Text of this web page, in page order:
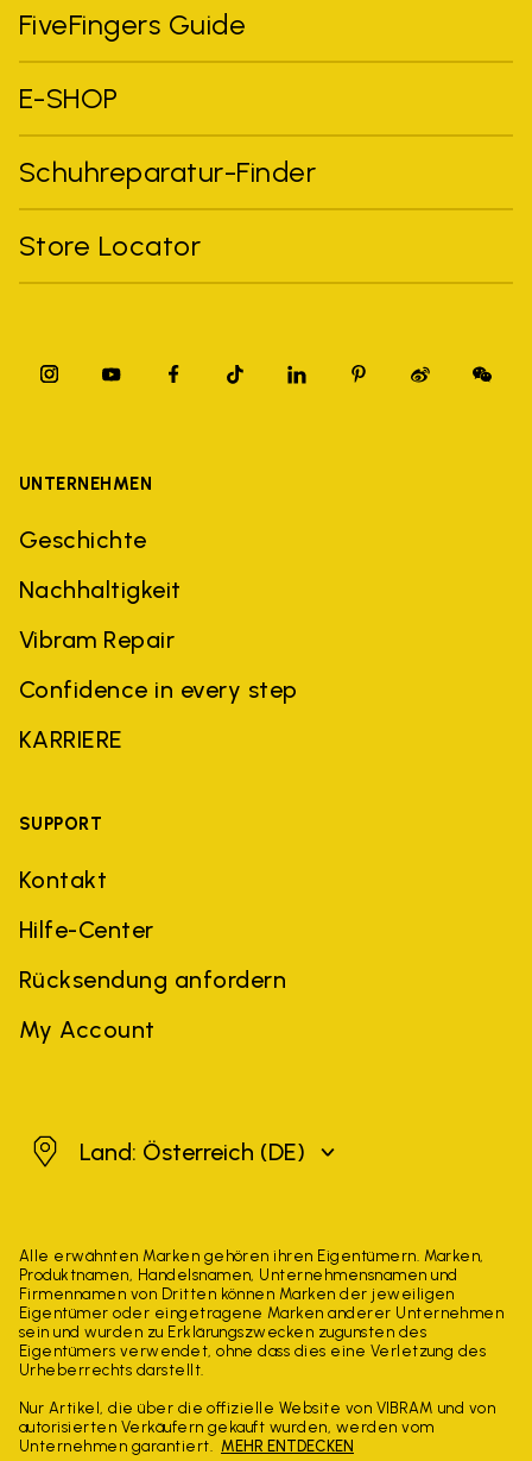
FiveFingers Guide
E-SHOP
Schuhreparatur-Finder
Store Locator
UNTERNEHMEN
Geschichte
Nachhaltigkeit
Vibram Repair
Confidence in every step
KARRIERE
SUPPORT
Kontakt
Hilfe-Center
Rücksendung anfordern
My Account
Österreich
Land: Österreich (DE)
Alle erwähnten Marken gehören ihren Eigentümern. Marken,
Produktnamen, Handelsnamen, Unternehmensnamen und
Firmennamen von Dritten können Marken der jeweiligen
Eigentümer oder eingetragene Marken anderer Unternehmen
sein und wurden zu Erklärungszwecken zugunsten des
Eigentümers verwendet, ohne dass dies eine Verletzung des
Urheberrechts darstellt.
Nur Artikel, die über die offizielle Website von VIBRAM und von
autorisierten Verkäufern gekauft wurden, werden vom
Unternehmen garantiert. MEHR ENTDECKEN